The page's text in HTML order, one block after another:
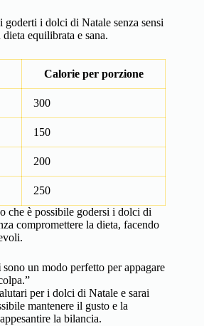
i dolci di Natale senza sensi
equilibrata e sana.
Calorie per porzione
300
150
200
250
che è possibile godersi i dolci di
compromettere la dieta, facendo
sono un modo perfetto per appagare
per i dolci di Natale e sarai
mantenere il gusto e la
la bilancia.